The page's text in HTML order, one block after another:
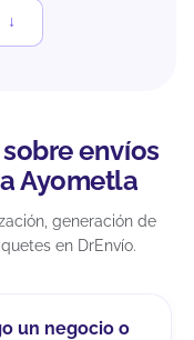
envíos
Ayometla
generación de
en DrEnvío.
un negocio o